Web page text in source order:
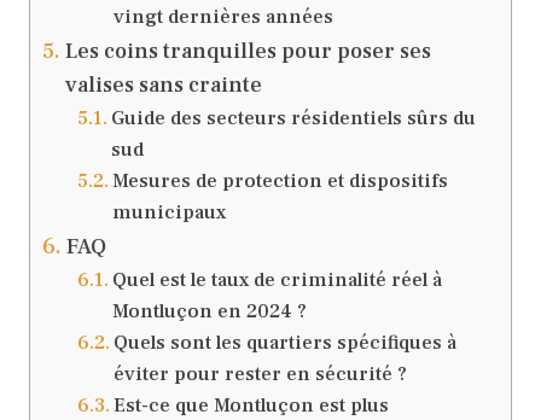
vingt dernières années
Les coins tranquilles pour poser ses
valises sans crainte
Guide des secteurs résidentiels sûrs du
sud
Mesures de protection et dispositifs
municipaux
FAQ
Quel est le taux de criminalité réel à
Montluçon en 2024 ?
Quels sont les quartiers spécifiques à
éviter pour rester en sécurité ?
Est-ce que Montluçon est plus